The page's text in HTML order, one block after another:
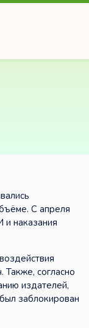
С апреля
наказания
согласно
издателей,
заблокирован